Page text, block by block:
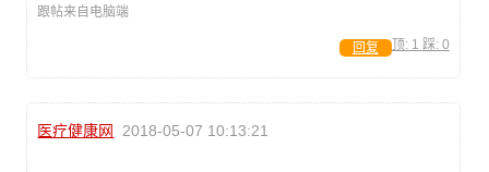
跟帖来自电脑端
顶: 1 踩: 0
回复
医疗健康网 2018-05-07 10:13:21